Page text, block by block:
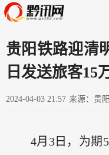
贵阳铁路迎清
日发送旅客15
2024-04-03 21:57 来源：贵
4月3日，为